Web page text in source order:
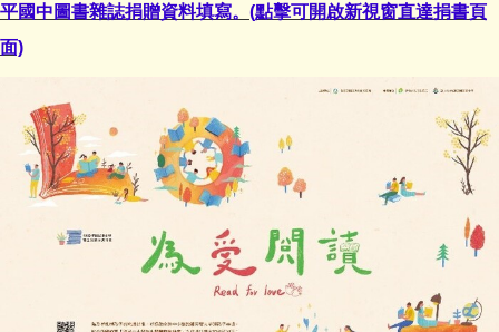
平國中圖書雜誌捐贈資料填寫。(點擊可開啟新視窗直達捐書頁
面)